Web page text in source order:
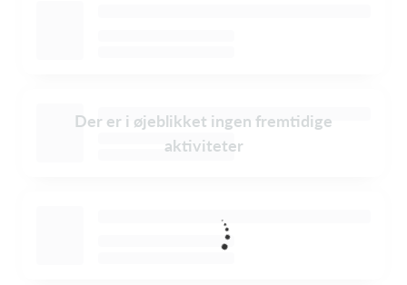
Der er i øjeblikket ingen fremtidige
aktiviteter